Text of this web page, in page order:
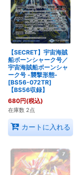
【SECRET】宇宙海賊
船ボーンシャーク号／
宇宙海賊船ボーンシャ
ーク号 -襲撃形態-
[BS56-072TR]
【BS56収録】
680円(税込)
在庫数 2点
カートに入れる